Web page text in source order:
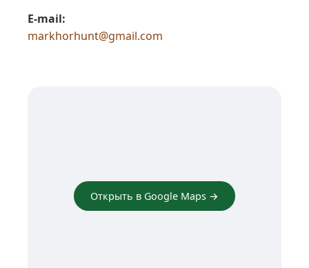
E-mail:
markhorhunt@gmail.com
Открыть в Google Maps →